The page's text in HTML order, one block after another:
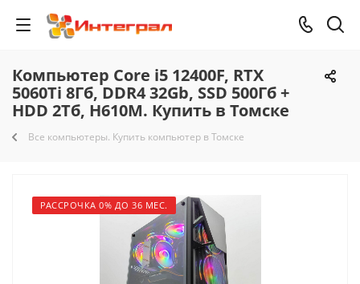
Компьютер Core i5 12400F, RTX
5060Ti 8Гб, DDR4 32Gb, SSD 500Гб +
HDD 2Тб, H610M. Купить в Томске
Все компьютеры. Купить компьютер в Томске
РАССРОЧКА 0% ДО 36 МЕС.